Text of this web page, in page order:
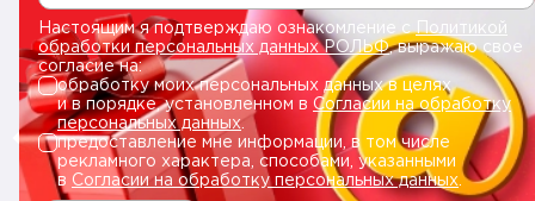
Настоящим я подтверждаю ознакомление сПолитикой
обработки персональных данных РОЛЬФ, выражаю свое
согласие на:
обработку моих персональных данных в целях
и в порядке, установленном в Согласии на обработку
персональных данных.
предоставление мне информации, в том числе
рекламного характера, способами, указанными
в Согласии на обработку персональных данных